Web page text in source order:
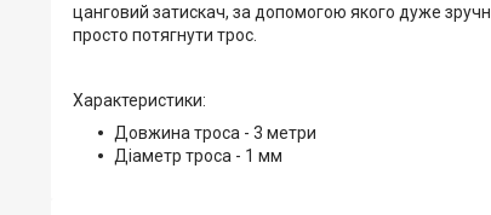
цанговий затискач, за допомогою якого дуже
просто потягнути трос.
Характеристики:
Довжина троса - 3 метри
Діаметр троса - 1 мм